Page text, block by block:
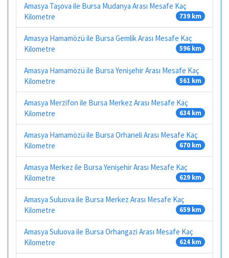
Amasya Taşova ile Bursa Mudanya Arası Mesafe Kaç
Kilometre
739 km
Amasya Hamamözü ile Bursa Gemlik Arası Mesafe Kaç
Kilometre
596 km
Amasya Hamamözü ile Bursa Yenişehir Arası Mesafe Kaç
Kilometre
561 km
Amasya Merzifon ile Bursa Merkez Arası Mesafe Kaç
Kilometre
634 km
Amasya Hamamözü ile Bursa Orhaneli Arası Mesafe Kaç
Kilometre
670 km
Amasya Merkez ile Bursa Yenişehir Arası Mesafe Kaç
Kilometre
629 km
Amasya Suluova ile Bursa Merkez Arası Mesafe Kaç
Kilometre
659 km
Amasya Suluova ile Bursa Orhangazi Arası Mesafe Kaç
Kilometre
624 km